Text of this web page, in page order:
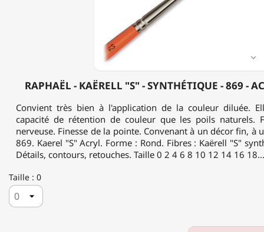
RAPHAËL - KAËRELL "S" - SYNTHÉTIQUE - 869 -

Convient très bien à l'application de la couleur diluée.
capacité de rétention de couleur que les poils naturels.
nerveuse. Finesse de la pointe. Convenant à un décor fin, à
869. Kaerel "S" Acryl. Forme : Rond. Fibres : Kaërell "S"
Détails, contours, retouches. Taille 0 2 4 6 8 10 12 14 16 18...
Taille : 0